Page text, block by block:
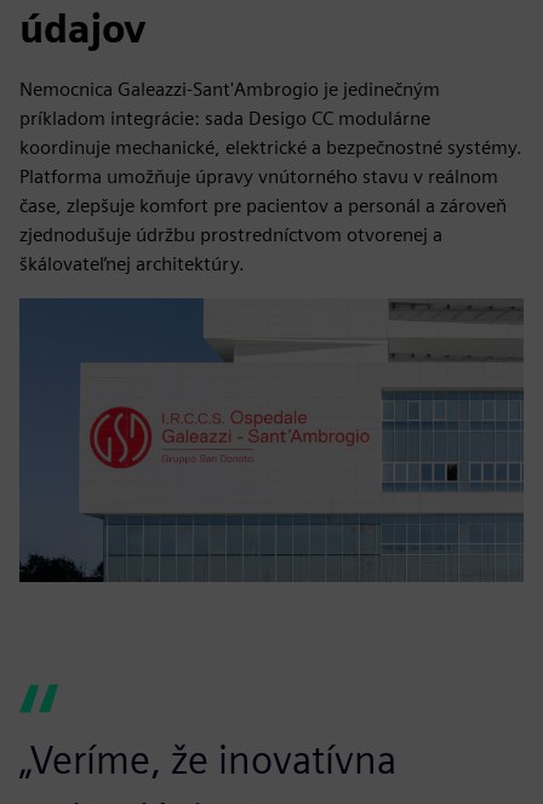
údajov
Nemocnica Galeazzi-Sant'Ambrogio je jedinečným
príkladom integrácie: sada Desigo CC modulárne
koordinuje mechanické, elektrické a bezpečnostné systémy.
Platforma umožňuje úpravy vnútorného stavu v reálnom
čase, zlepšuje komfort pre pacientov a personál a zároveň
zjednodušuje údržbu prostredníctvom otvorenej a
škálovateľnej architektúry.
„Veríme, že inovatívna